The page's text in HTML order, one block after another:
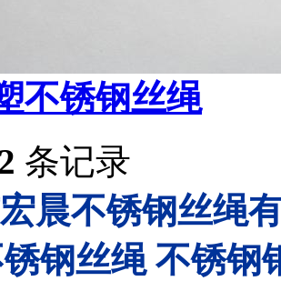
不锈钢丝绳
条记录
晨不锈钢丝绳
钢丝绳 不锈钢